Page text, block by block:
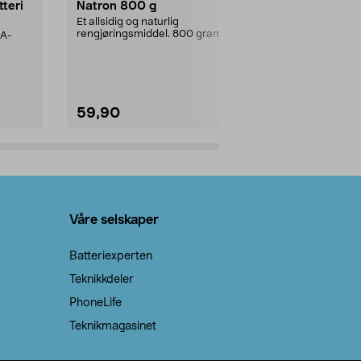
Natron 800 g
Et allsidig og naturlig
rengjøringsmiddel. 800 gram
59,90
Våre selskaper
Batteriexperten
Teknikkdeler
PhoneLife
Teknikmagasinet